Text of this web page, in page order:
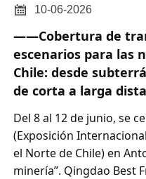

10-06-2026
——Cobertura de
escenarios para las
Chile: desde
de corta a larga
Del 8 al 12 de junio, se
(Exposición
el Norte de Chile) en
minería”. Qingdao Best